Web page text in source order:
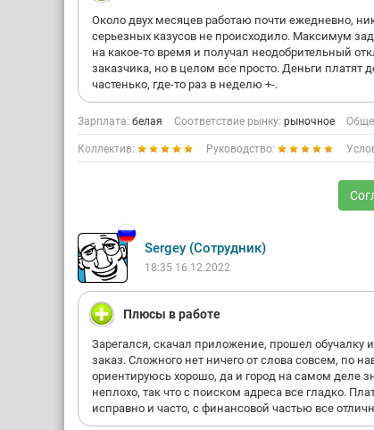
Около двух месяцев работаю почти ежедневно,
серьезных казусов не происходило. Максимум
на какое-то время и получал неодобрительный
заказчика, но в целом все просто. Деньги платят
частенько, где-то раз в неделю +-.
Зарплата: белая Соответствие рынку: рыночное
Коллектив: Руководство:
Sergey (Сотрудник)
18:35 16.12.2022
Плюсы в работе
Зарегался, скачал приложение, прошел обучалку
заказ. Сложного нет ничего от слова совсем, по
ориентируюсь хорошо, да и город на самом деле
неплохо, так что с поиском адреса все гладко.
исправно и часто, с финансовой частью все